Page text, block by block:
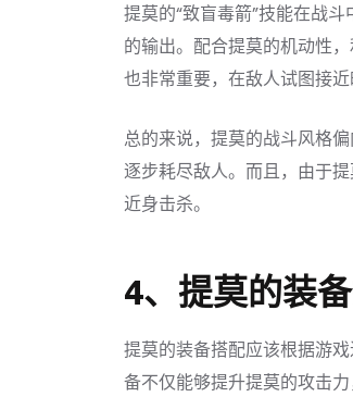
提莫的“致盲毒箭”技能在战
的输出。配合提莫的机动性
也非常重要，在敌人试图接
总的来说，提莫的战斗风格
逐步耗尽敌人。而且，由于
近身击杀。
4、提莫的装
提莫的装备搭配应该根据游
备不仅能够提升提莫的攻击